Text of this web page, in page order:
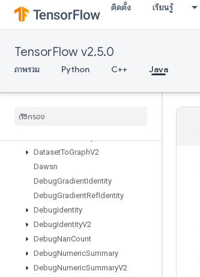
ติดตั้ง เรียนรู้
TensorFlow v2.5.0
ภาพรวม Python C++ Java
CrossReplicaSum
CudnnRNNBackpropV3
CudnnRNNParamsToCanonicalV2
CudnnRNNV3
DataServiceDataset
DatasetToGraphV2
Dawsn
DebugGradientIdentity
DebugGradientRefIdentity
DebugIdentity
DebugIdentityV2
DebugNanCount
DebugNumericSummary
DebugNumericSummaryV2